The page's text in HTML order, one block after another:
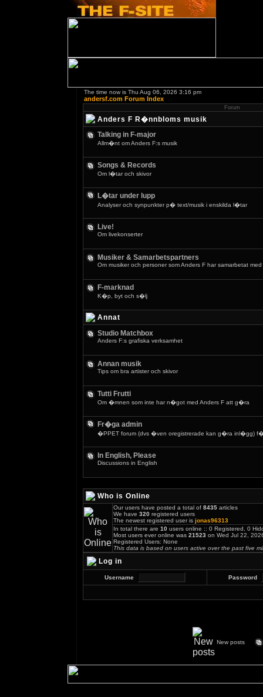
The time now is Thu Aug 06, 2026 3:16 pm
andersf.com Forum Index
Forum
Anders F R�nnbloms musik
Talking in F-major
Allm�nt om Anders F:s musik
Songs & Records
Om l�tar och skivor
L�tar under lupp
Analyser och synpunkter p� text/musik i enskilda l�tar
Live!
Om livekonserter
Musiker & Samarbetspartners
Om musiker och personer som Anders F har samarbetat med
F-marknad
K�p, byt och s�lj
Annat
Studio Matchbox
Anders F:s grafiska verksamhet
Annan musik
Tips om bra artister och skivor
Tutti Frutti
Om �mnen som inte har n�got med Anders F att g�ra
Fr�ga admin
�PPET forum (dvs �ven oregistrerade kan g�ra inl�gg)
In English, Please
Discussions in English
Who is Online
Our users have posted a total of 8435 articles
We have 320 registered users
The newest registered user is jonas96313
In total there are 10 users online :: 0 Registered, 0
Most users ever online was 21523 on Wed Jul 22,
Registered Users: None
This data is based on users active over the past five
Log in
Username Password
New posts